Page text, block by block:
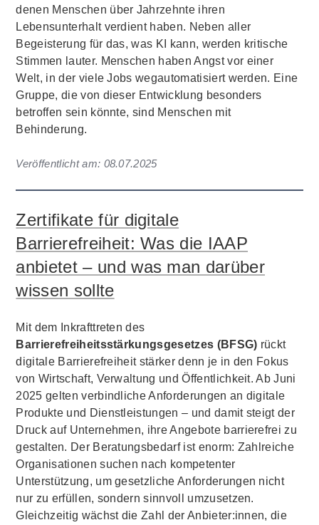
denen Menschen über Jahrzehnte ihren
Lebensunterhalt verdient haben. Neben aller
Begeisterung für das, was KI kann, werden kritische
Stimmen lauter. Menschen haben Angst vor einer
Welt, in der viele Jobs wegautomatisiert werden. Eine
Gruppe, die von dieser Entwicklung besonders
betroffen sein könnte, sind Menschen mit
Behinderung.
Veröffentlicht am: 08.07.2025
Zertifikate für digitale
Barrierefreiheit: Was die IAAP
anbietet – und was man darüber
wissen sollte
Mit dem Inkrafttreten des
Barrierefreiheitsstärkungsgesetzes (BFSG) rückt
digitale Barrierefreiheit stärker denn je in den Fokus
von Wirtschaft, Verwaltung und Öffentlichkeit. Ab Juni
2025 gelten verbindliche Anforderungen an digitale
Produkte und Dienstleistungen – und damit steigt der
Druck auf Unternehmen, ihre Angebote barrierefrei zu
gestalten. Der Beratungsbedarf ist enorm: Zahlreiche
Organisationen suchen nach kompetenter
Unterstützung, um gesetzliche Anforderungen nicht
nur zu erfüllen, sondern sinnvoll umzusetzen.
Gleichzeitig wächst die Zahl der Anbieter:innen, die